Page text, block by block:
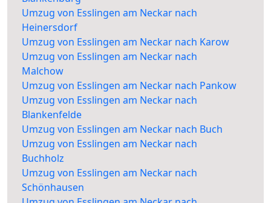
Umzug von Esslingen am Neckar nach
Heinersdorf
Umzug von Esslingen am Neckar nach Karow
Umzug von Esslingen am Neckar nach
Malchow
Umzug von Esslingen am Neckar nach Pankow
Umzug von Esslingen am Neckar nach
Blankenfelde
Umzug von Esslingen am Neckar nach Buch
Umzug von Esslingen am Neckar nach
Buchholz
Umzug von Esslingen am Neckar nach
Schönhausen